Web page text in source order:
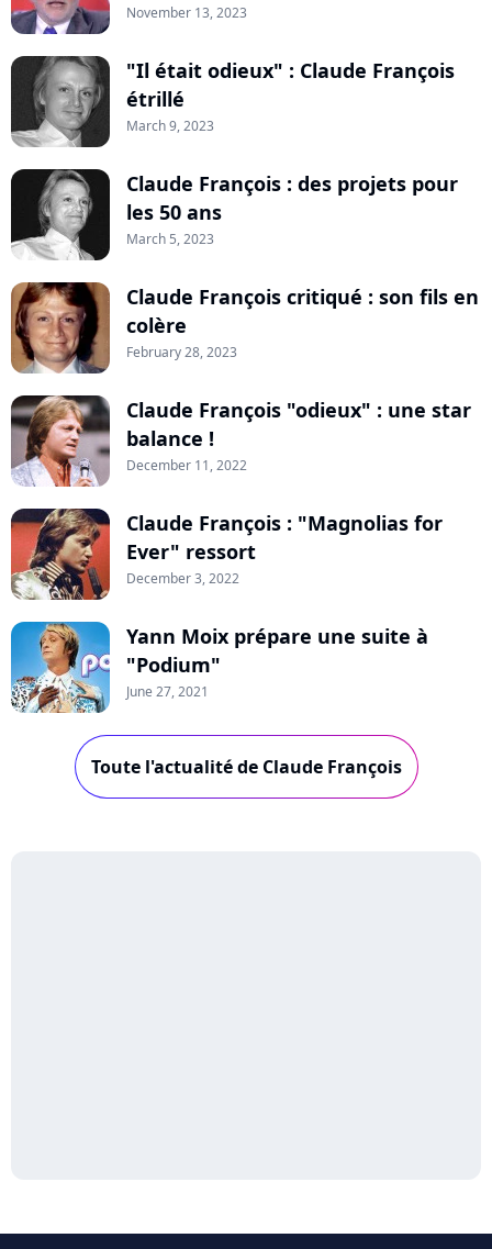
November 13, 2023
"Il était odieux" : Claude François
étrillé
March 9, 2023
Claude François : des projets pour
les 50 ans
March 5, 2023
Claude François critiqué : son fils en
colère
February 28, 2023
Claude François "odieux" : une star
balance !
December 11, 2022
Claude François : "Magnolias for
Ever" ressort
December 3, 2022
Yann Moix prépare une suite à
"Podium"
June 27, 2021
Toute l'actualité de Claude François